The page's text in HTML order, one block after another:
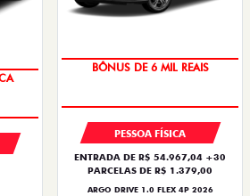
TAXA ZERO
PESSOA FÍSICA
ENTRADA DE R$ 54.967,04 +30
PARCELAS DE R$ 1.379,00
ARGO DRIVE 1.0 FLEX 4P 2026